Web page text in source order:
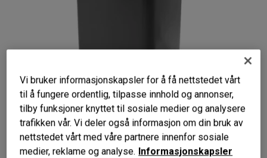
Vi bruker informasjonskapsler for å få nettstedet vårt
til å fungere ordentlig, tilpasse innhold og annonser,
tilby funksjoner knyttet til sosiale medier og analysere
trafikken vår. Vi deler også informasjon om din bruk av
nettstedet vårt med våre partnere innenfor sosiale
medier, reklame og analyse. Informasjonskapsler